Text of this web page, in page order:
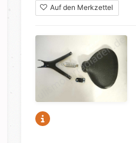
Auf den Merkzettel